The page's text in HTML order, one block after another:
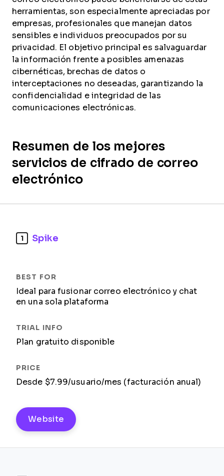
herramientas, son especialmente apreciadas por
empresas, profesionales que manejan datos
sensibles e individuos preocupados por su
privacidad. El objetivo principal es salvaguardar
la información frente a posibles amenazas
cibernéticas, brechas de datos o
interceptaciones no deseadas, garantizando la
confidencialidad e integridad de las
comunicaciones electrónicas.
Resumen de los mejores
servicios de cifrado de correo
electrónico
1 Spike
Ideal para fusionar correo electrónico y chat
en una sola plataforma
Plan gratuito disponible
Desde $7.99/usuario/mes (facturación anual)
Website